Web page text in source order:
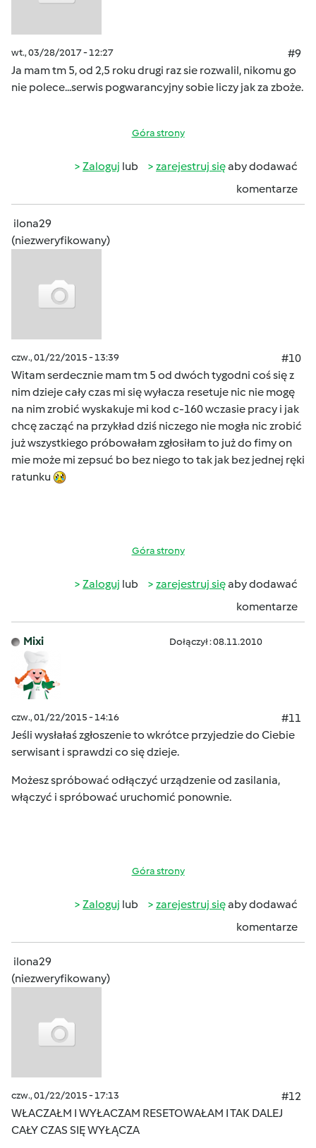
wt., 03/28/2017 - 12:27
#9
Ja mam tm 5, od 2,5 roku drugi raz sie rozwalil, nikomu go
nie polece...serwis pogwarancyjny sobie liczy jak za zboże.
Góra strony
Zaloguj lub zarejestruj sięaby dodawać
komentarze
ilona29
(niezweryfikowany)
czw., 01/22/2015 - 13:39
#10
Witam serdecznie mam tm 5 od dwóch tygodni coś się z
nim dzieje cały czas mi się wyłacza resetuje nic nie mogę
na nim zrobić wyskakuje mi kod c-160 wczasie pracy i jak
chcę zacząć na przykład dziś niczego nie mogła nic zrobić
już wszystkiego próbowałam zgłosiłam to już do fimy on
mie może mi zepsuć bo bez niego to tak jak bez jednej ręki
ratunku
Góra strony
Zaloguj lub zarejestruj sięaby dodawać
komentarze
Mixi Dołączył : 08.11.2010
czw., 01/22/2015 - 14:16
#11
Jeśli wysłałaś zgłoszenie to wkrótce przyjedzie do Ciebie
serwisant i sprawdzi co się dzieje.
Możesz spróbować odłączyć urządzenie od zasilania,
włączyć i spróbować uruchomić ponownie.
Góra strony
Zaloguj lub zarejestruj sięaby dodawać
komentarze
ilona29
(niezweryfikowany)
czw., 01/22/2015 - 17:13
#12
WŁACZAŁM I WYŁACZAM RESETOWAŁAM I TAK DALEJ
CAŁY CZAS SIĘ WYŁĄCZA